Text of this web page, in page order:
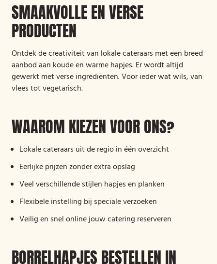
SMAAKVOLLE EN VERSE
PRODUCTEN
Ontdek de creativiteit van lokale cateraars met een breed
aanbod aan koude en warme hapjes. Er wordt altijd
gewerkt met verse ingrediënten. Voor ieder wat wils, van
vlees tot vegetarisch.
WAAROM KIEZEN VOOR ONS?
Lokale cateraars uit de regio in één overzicht
Eerlijke prijzen zonder extra opslag
Veel verschillende stijlen hapjes en planken
Flexibele instelling bij speciale verzoeken
Veilig en snel online jouw catering reserveren
BORRELHAPJES BESTELLEN IN